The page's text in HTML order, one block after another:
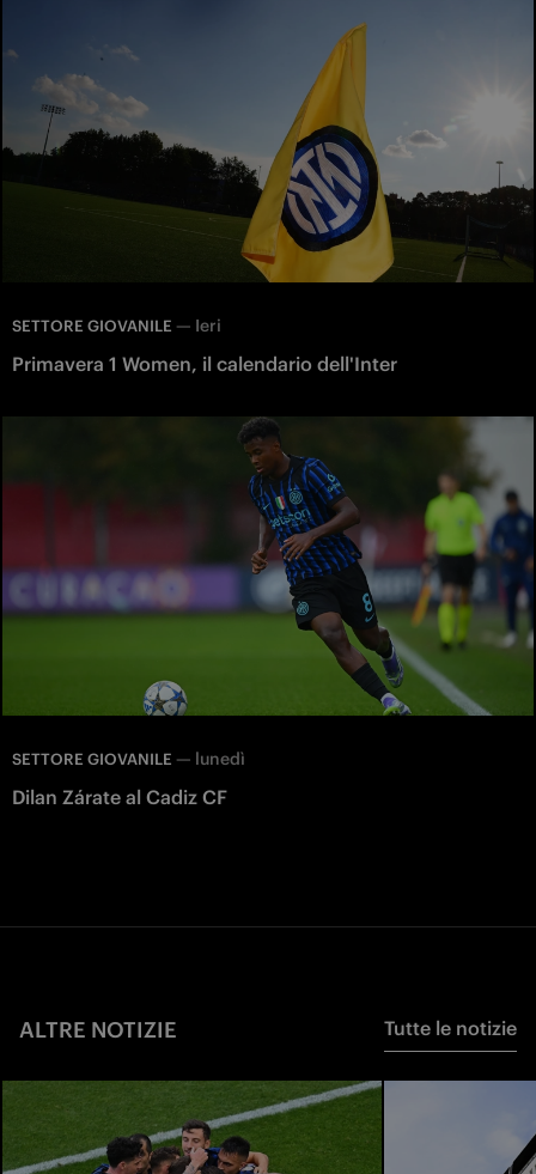
SETTORE GIOVANILE — Ieri
Primavera 1 Women, il calendario dell'Inter
SETTORE GIOVANILE — lunedì
Dilan Zárate al Cadiz CF
ALTRE NOTIZIE Tutte le notizie